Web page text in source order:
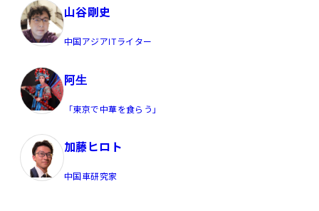
山谷剛史
中国アジアITライター
阿生
「東京で中華を食らう」
加藤ヒロト
中国車研究家